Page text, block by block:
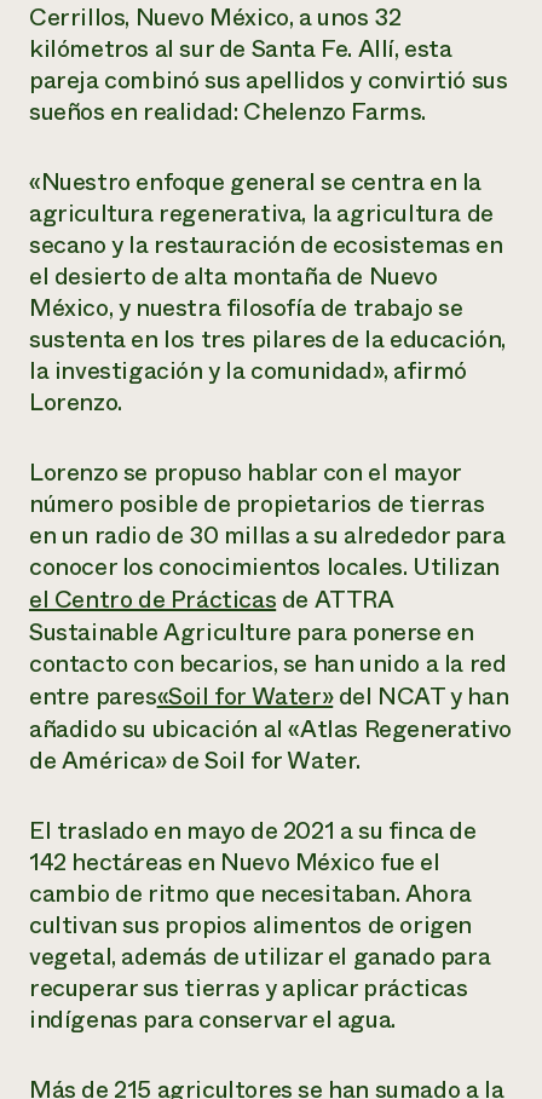
Informes anuales y financieros
Historias de impacto
impacto 2024
LEER EL INFORME
Latinos en la agricultura
Sistemas alimentarios locales
Las mujeres en la agricultura
Evento anual de reciclaje de productos electrónicos
Programa de descuentos de NorthWestern Energy
Servicios energéticos comerciales
Servicios energéticos residenciales
LIHEAP
Centro de intercambio de información AgriSolar
Blog
Podcasts
Cursos cortos
Vídeos
Oportunidades de financiación
Noticias
Contratar a un becario
un
Llame a la
directa de
Asociaciones empresariales
Donar
Donaciones planificadas
Boletín
Consultas de los medios de comunicación
Todos
contribuyen a la
resiliencia de la
comunidad.
DONAR AHORA
Cerrillos, Nuevo México, a unos 32
kilómetros al sur de Santa Fe. Allí, esta
pareja combinó sus apellidos y convirtió sus
sueños en realidad: Chelenzo Farms.
«Nuestro enfoque general se centra en la
agricultura regenerativa, la agricultura de
secano y la restauración de ecosistemas en
el desierto de alta montaña de Nuevo
México, y nuestra filosofía de trabajo se
sustenta en los tres pilares de la educación,
la investigación y la comunidad», afirmó
Lorenzo.
Lorenzo se propuso hablar con el mayor
número posible de propietarios de tierras
en un radio de 30 millas a su alrededor para
conocer los conocimientos locales. Utilizan
el Centro de Prácticasde ATTRA
Sustainable Agriculture para ponerse en
contacto con becarios, se han unido a la red
entre pares«Soil for Water»del NCAT y han
añadido su ubicación al «Atlas Regenerativo
de América» de Soil for Water.
El traslado en mayo de 2021 a su finca de
142 hectáreas en Nuevo México fue el
cambio de ritmo que necesitaban. Ahora
cultivan sus propios alimentos de origen
vegetal, además de utilizar el ganado para
recuperar sus tierras y aplicar prácticas
indígenas para conservar el agua.
Más de 215 agricultores se han sumado a la